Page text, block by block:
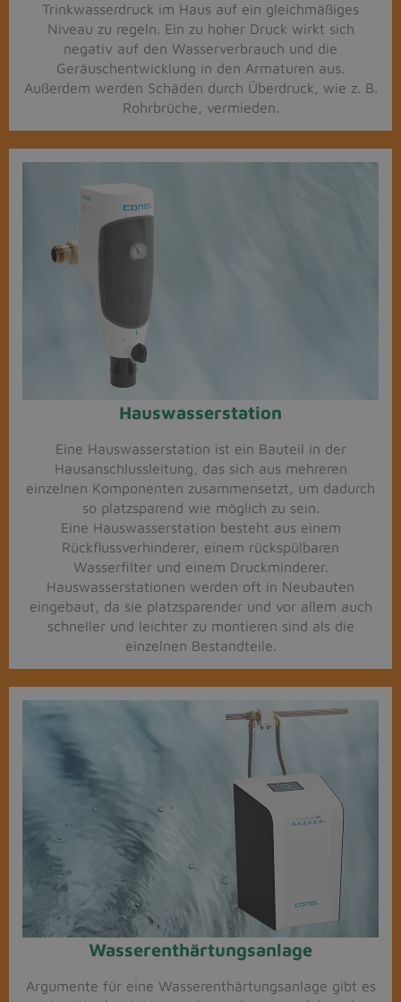
Trinkwasserdruck im Haus auf ein gleichmäßiges
Niveau zu regeln. Ein zu hoher Druck wirkt sich
negativ auf den Wasserverbrauch und die
Geräuschentwicklung in den Armaturen aus.
Außerdem werden Schäden durch Überdruck, wie z. B.
Rohrbrüche, vermieden.
Hauswasserstation
Eine Hauswasserstation ist ein Bauteil in der
Hausanschlussleitung, das sich aus mehreren
einzelnen Komponenten zusammensetzt, um dadurch
so platzsparend wie möglich zu sein.
Eine Hauswasserstation besteht aus einem
Rückflussverhinderer, einem rückspülbaren
Wasserfilter und einem Druckminderer.
Hauswasserstationen werden oft in Neubauten
eingebaut, da sie platzsparender und vor allem auch
schneller und leichter zu montieren sind als die
einzelnen Bestandteile.
Wasserenthärtungsanlage
Argumente für eine Wasserenthärtungsanlage gibt es